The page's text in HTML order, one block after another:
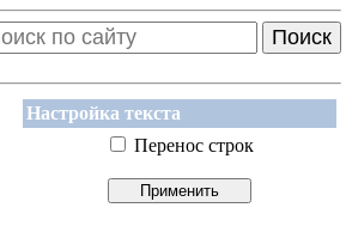
Поиск
Настройка текста
Перенос строк